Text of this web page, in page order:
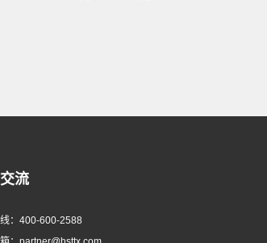
流
：400-600-2588